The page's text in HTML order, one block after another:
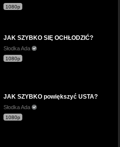
1080p
JAK SZYBKO SIĘ OCHŁODZIĆ?
Słodka Ada
1080p
JAK SZYBKO powiększyć USTA?
Słodka Ada
1080p